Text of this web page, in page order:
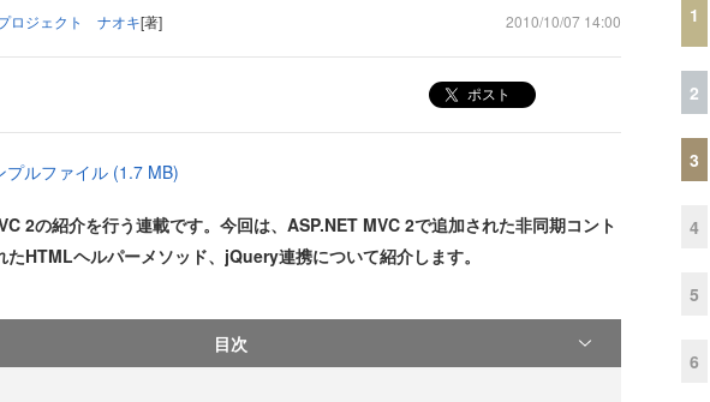
ロジェクト ナオキ[著] 2010/10/07 14:00
ポスト
プルファイル (1.7 MB)
2の紹介を行う連載です。今回は、ASP.NET MVC 2で追加された非同期コント
たHTMLヘルパーメソッド、jQuery連携について紹介します。
目次
1
2
3
4
5
6